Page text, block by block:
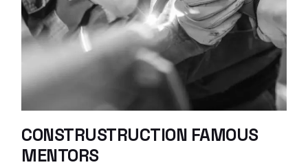
CONSTRUSTRUCTION FAMOUS
MENTORS